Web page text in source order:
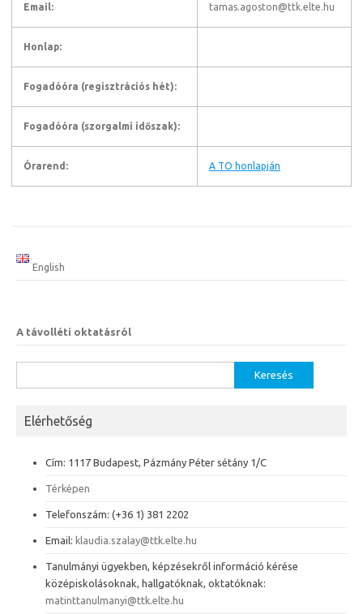
Email: tamas.agoston@ttk.elte.hu
Honlap:
Fogadóóra (regisztrációs hét):
Fogadóóra (szorgalmi időszak):
Órarend: A TO honlapján
English
A távolléti oktatásról
Elérhetőség
Cím: 1117 Budapest, Pázmány Péter sétány 1/C
Térképen
Telefonszám: (+36 1) 381 2202
Email: klaudia.szalay@ttk.elte.hu
Tanulmányi ügyekben, képzésekről információ kérése
középiskolásoknak, hallgatóknak, oktatóknak:
matinttanulmanyi@ttk.elte.hu